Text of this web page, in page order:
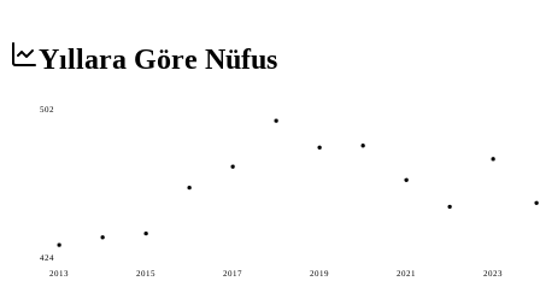
Yıllara Göre Nüfus
2013 2015 2017 2019 2021 2023
502
424